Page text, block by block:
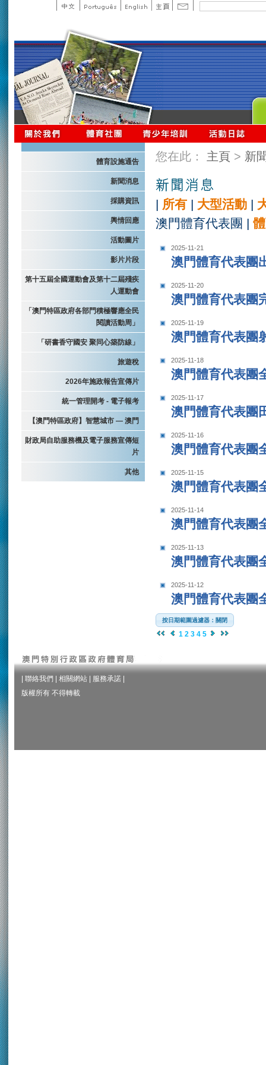
體育設施通告
新聞消息
採購資訊
輿情回應
活動圖片
影片片段
第十五屆全國運動會及第十二屆殘疾
人運動會
「澳門特區政府各部門積極響應全民
閱讀活動周」
「研書香守國安 聚同心築防線」
旅遊稅
2026年施政報告宣傳片
統一管理開考 - 電子報考
【澳門特區政府】智慧城市 — 澳門
財政局自助服務機及電子服務宣傳短
片
其他
您在此： 主頁 > 新
| 所有 | 大型活動 |
澳門體育代表團 |
2025-11-21
澳門體育代表團
2025-11-20
澳門體育代表團
2025-11-19
澳門體育代表團
2025-11-18
澳門體育代表團
2025-11-17
澳門體育代表團
2025-11-16
澳門體育代表團
2025-11-15
澳門體育代表團
2025-11-14
澳門體育代表團
2025-11-13
澳門體育代表團
2025-11-12
澳門體育代表團
按日期範圍過濾器：關閉
1 2 3 4 5
聯絡我們 相關網站 服務承諾
版權所有 不得轉載